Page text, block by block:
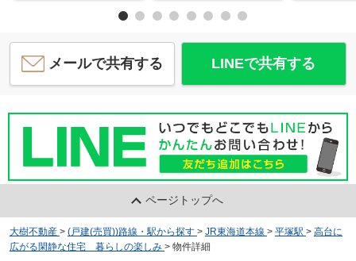
メールで共有する LINEで共有する
ページトップへ
大樹不動産 > (戸建(売買))路線・駅から探す > JR東海道本線 > 平塚駅 > 高台に
広がる閑静な住宅 暮らしの楽しみ > 物件詳細